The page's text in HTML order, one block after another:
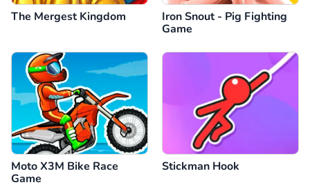
The Mergest Kingdom
Iron Snout - Pig Fighting
Game
Moto X3M Bike Race
Game
Stickman Hook